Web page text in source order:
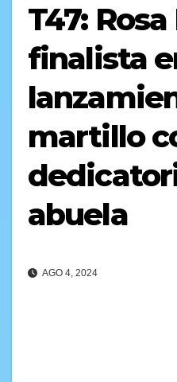
T47:
finalista
martillo
abuela
AGO 4, 2024